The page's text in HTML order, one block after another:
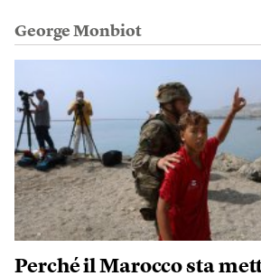
George Monbiot
Perché il Marocco sta